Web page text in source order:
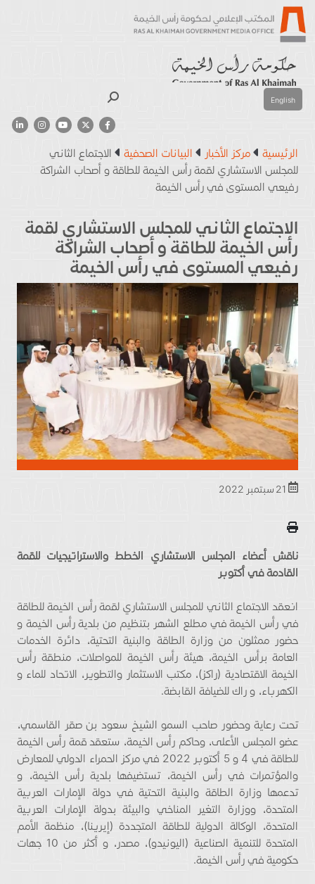
English
الرئيسية مركز الأخبار البيانات الصحفية
الاجتماع الثاني
للمجلس الاستشاري لقمة رأس الخيمة للطاقة و أصحاب الشراكة
رفيعي المستوى في رأس الخيمة
الاجتماع الثاني للمجلس الاستشاري لقمة
رأس الخيمة للطاقة و أصحاب الشراكة
رفيعي المستوى في رأس الخيمة
ناقش أعضاء المجلس الاستشاري الخطط والاستراتيجيات للقمة
القادمة في أكتوبر
انعقد الاجتماع الثاني للمجلس الاستشاري لقمة رأس الخيمة للطاقة
في رأس الخيمة في مطلع الشهر بتنظيم من بلدية رأس الخيمة و
حضور ممثلون من وزارة الطاقة والبنية التحتية، دائرة الخدمات
العامة برأس الخيمة، هيئة رأس الخيمة للمواصلات، منطقة رأس
الخيمة الاقتصادية (راكز)، مكتب الاستثمار والتطوير، الاتحاد للماء و
الكهرباء، و راك للضيافة القابضة.
تحت رعاية وحضور صاحب السمو الشيخ سعود بن صقر القاسمي،
عضو المجلس الأعلى، وحاكم رأس الخيمة، ستعقد قمة رأس الخيمة
للطاقة في 4 و 5 أكتوبر 2022 في مركز الحمراء الدولي للمعارض
والمؤتمرات في رأس الخيمة، تستضيفها بلدية رأس الخيمة، و
تدعمها وزارة الطاقة والبنية التحتية في دولة الإمارات العربية
المتحدة، ووزارة التغير المناخي والبيئة بدولة الإمارات العربية
المتحدة، الوكالة الدولية للطاقة المتجددة (إيرينا)، منظمة الأمم
المتحدة للتنمية الصناعية (اليونيدو)، مصدر، و أكثر من 10 جهات
حكومية في رأس الخيمة.